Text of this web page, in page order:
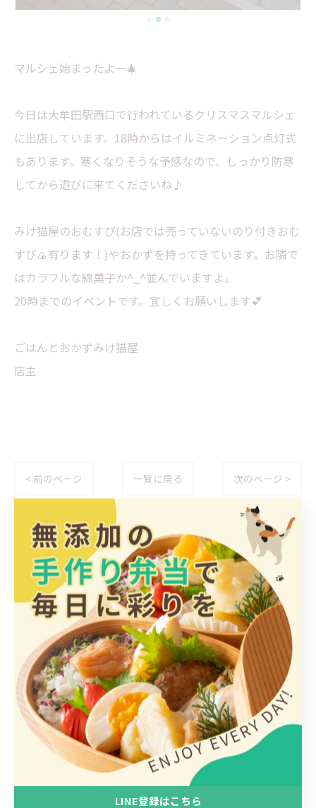
マルシェ始まったよー🎄
今日は大牟田駅西口で行われているクリスマスマルシェ
に出店しています。18時からはイルミネーション点灯式
もあります。寒くなりそうな予感なので、しっかり防寒
してから遊びに来てくださいね♪
みけ猫屋のおむすび(お店では売っていないのり付きおむ
すび🍙有ります！)やおかずを持ってきています。お隣で
はカラフルな綿菓子か^_^並んでいますよ。
20時までのイベントです。宜しくお願いします💕
ごはんとおかずみけ猫屋
店主
< 前のページ 一覧に戻る 次のページ >
カテゴリー Categories
全てのカテゴリー
日替わり
惣菜
手作り
ヘルシー
1人
最近の投稿 Recent Posts
LINE登録はこちら